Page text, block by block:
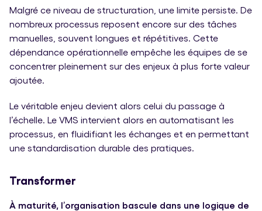
Malgré ce niveau de structuration, une limite persiste. De
nombreux processus reposent encore sur des tâches
manuelles, souvent longues et répétitives. Cette
dépendance opérationnelle empêche les équipes de se
concentrer pleinement sur des enjeux à plus forte valeur
ajoutée.
Le véritable enjeu devient alors celui du passage à
l’échelle. Le VMS intervient alors en automatisant les
processus, en fluidifiant les échanges et en permettant
une standardisation durable des pratiques.
Transformer
À maturité, l’organisation bascule dans une logique de